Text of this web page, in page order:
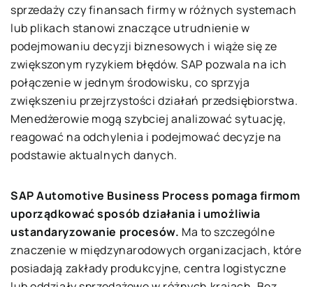
sprzedaży czy finansach firmy w różnych systemach
lub plikach stanowi znaczące utrudnienie w
podejmowaniu decyzji biznesowych i wiąże się ze
zwiększonym ryzykiem błędów. SAP pozwala na ich
połączenie w jednym środowisku, co sprzyja
zwiększeniu przejrzystości działań przedsiębiorstwa.
Menedżerowie mogą szybciej analizować sytuację,
reagować na odchylenia i podejmować decyzje na
podstawie aktualnych danych.
SAP Automotive Business Process pomaga firmom
uporządkować sposób działania i umożliwia
ustandaryzowanie procesów. Ma to szczególne
znaczenie w międzynarodowych organizacjach, które
posiadają zakłady produkcyjne, centra logistyczne